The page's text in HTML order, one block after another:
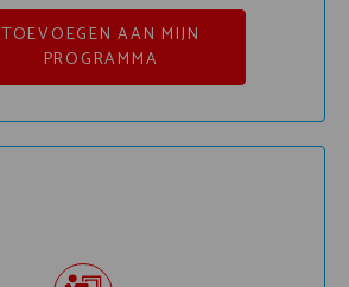
TOEVOEGEN AAN MIJN
PROGRAMMA